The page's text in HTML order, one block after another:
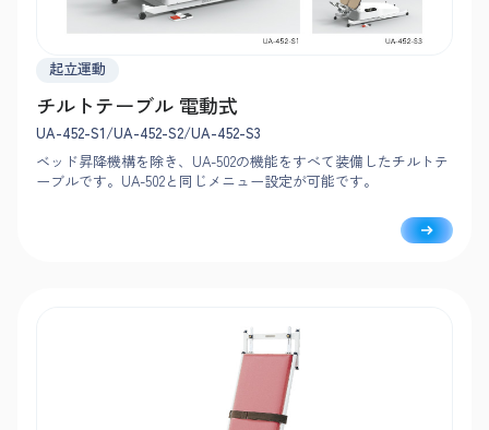
起立運動
チルトテーブル 電動式
UA-452-S1/UA-452-S2/UA-452-S3
ベッド昇降機構を除き、UA-502の機能をすべて装備したチルトテ
ーブルです。UA-502と同じメニュー設定が可能です。